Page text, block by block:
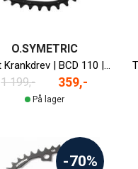
O.SYMETRIC
Ovalt Krankdrev | BCD 110 | 34T | 2x11-delt | Dura-Ace/Ultegra/105
1 199,- 359,-
På lager
-70%